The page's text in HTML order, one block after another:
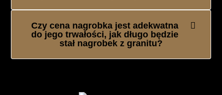
Czy cena nagrobka jest adekwatna
do jego trwałości, jak długo będzie
stał nagrobek z granitu?